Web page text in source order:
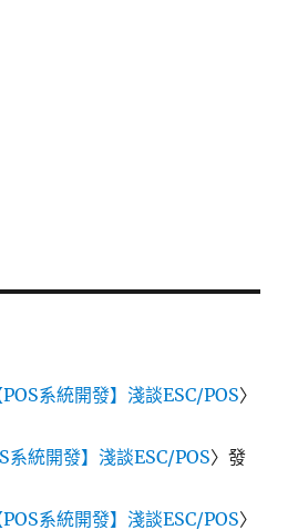
POS系統開發】淺談ESC/POS〉
系統開發】淺談ESC/POS〉發
POS系統開發】淺談ESC/POS〉